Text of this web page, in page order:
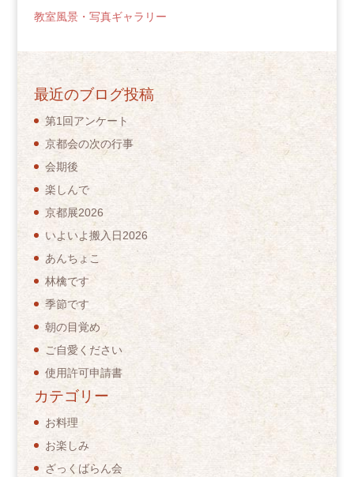
教室風景・写真ギャラリー
最近のブログ投稿
第1回アンケート
京都会の次の行事
会期後
楽しんで
京都展2026
いよいよ搬入日2026
あんちょこ
林檎です
季節です
朝の目覚め
ご自愛ください
使用許可申請書
カテゴリー
お料理
お楽しみ
ざっくばらん会